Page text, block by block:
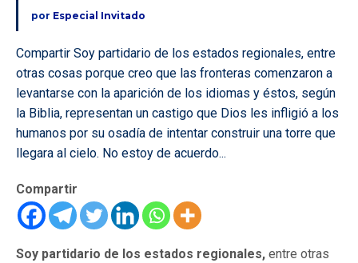
por Especial Invitado
Compartir Soy partidario de los estados regionales, entre
otras cosas porque creo que las fronteras comenzaron a
levantarse con la aparición de los idiomas y éstos, según
la Biblia, representan un castigo que Dios les infligió a los
humanos por su osadía de intentar construir una torre que
llegara al cielo. No estoy de acuerdo...
Compartir
Soy partidario de los estados regionales, entre otras